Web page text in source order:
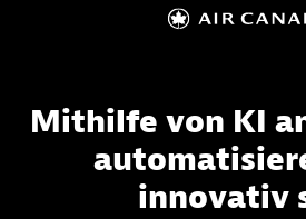
Mithilfe von KI
innovativ